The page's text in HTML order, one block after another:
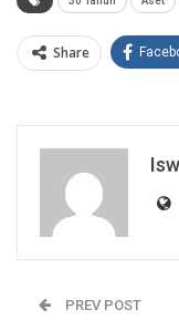
Share
PREV POST